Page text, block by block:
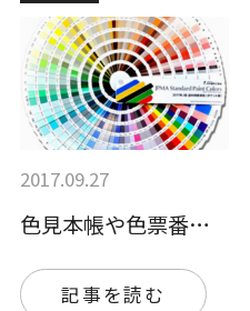
2017.09.27
色見本帳や色票番号をご存知ですか？知って…
記事を読む